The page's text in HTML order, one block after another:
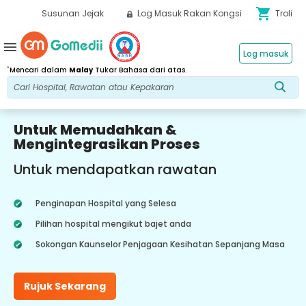
Susunan Jejak Log Masuk Rakan Kongsi shopping_cart Troli
*Mencari dalam MalayTukar Bahasa dari atas.
Log masuk
menu
Untuk Memudahkan &
Mengintegrasikan Proses
Untuk mendapatkan rawatan
Penginapan Hospital yang Selesa
Pilihan hospital mengikut bajet anda
Sokongan Kaunselor Penjagaan Kesihatan Sepanjang Masa
Rujuk Sekarang